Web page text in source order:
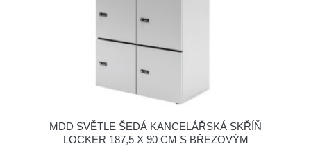
MDD SVĚTLE ŠEDÁ KANCELÁŘSKÁ SKŘÍŇ
LOCKER 187,5 X 90 CM S BŘEZOVÝM